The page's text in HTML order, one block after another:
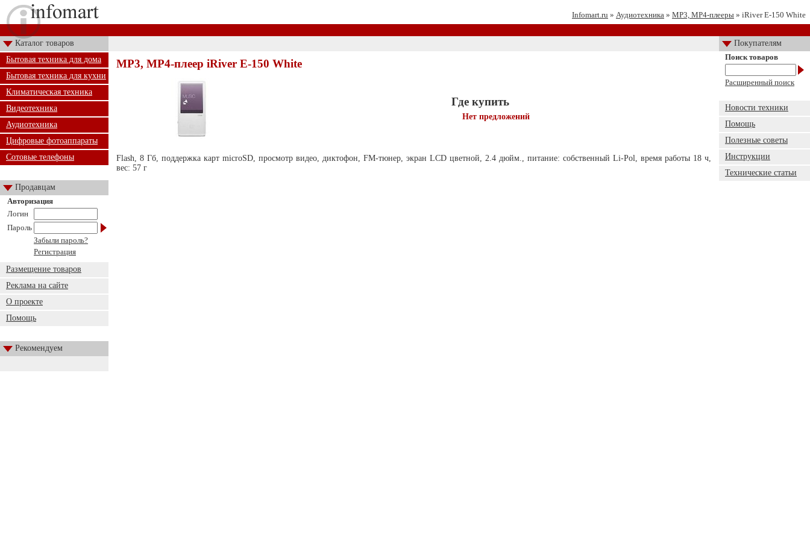
Infomart.ru » Аудиотехника » MP3, MP4-плееры » iRiver E-150 White
Каталог товаров
Покупателям
Бытовая техника для дома
Бытовая техника для кухни
Климатическая техника
Видеотехника
Аудиотехника
Цифровые фотоаппараты
Сотовые телефоны
Продавцам
Авторизация
Логин
Пароль
Забыли пароль?
Регистрация
Размещение товаров
Реклама на сайте
О проекте
Помощь
Рекомендуем
MP3, MP4-плеер iRiver E-150 White
Где купить
Нет предложений
Flash, 8 Гб, поддержка карт microSD, просмотр видео, диктофон, FM-тюнер, экран LCD цветной, 2.4 дюйм., питание: собственный Li-Pol, время работы 18 ч,
вес: 57 г
Поиск товаров
Расширенный поиск
Новости техники
Помощь
Полезные советы
Инструкции
Технические статьи